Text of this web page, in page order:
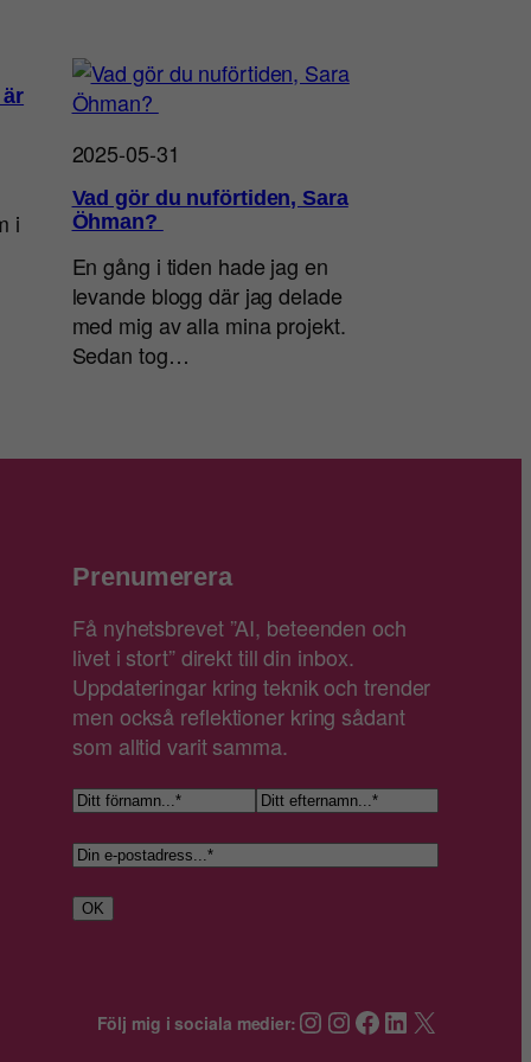
i
2025-05-31
Vad gör du nuförtiden, Sara
Öhman?
En gång i tiden hade jag en
levande blogg där jag delade
med mig av alla mina projekt.
Sedan tog…
Prenumerera
Få nyhetsbrevet ”AI, beteenden och
livet i stort” direkt till din inbox.
Uppdateringar kring teknik och trender
men också reflektioner kring sådant
som alltid varit samma.
N
m
ö
n
m
E
pOK
Följ mig i sociala medier: Instagram
Instagram
Facebook
LinkedIn
X